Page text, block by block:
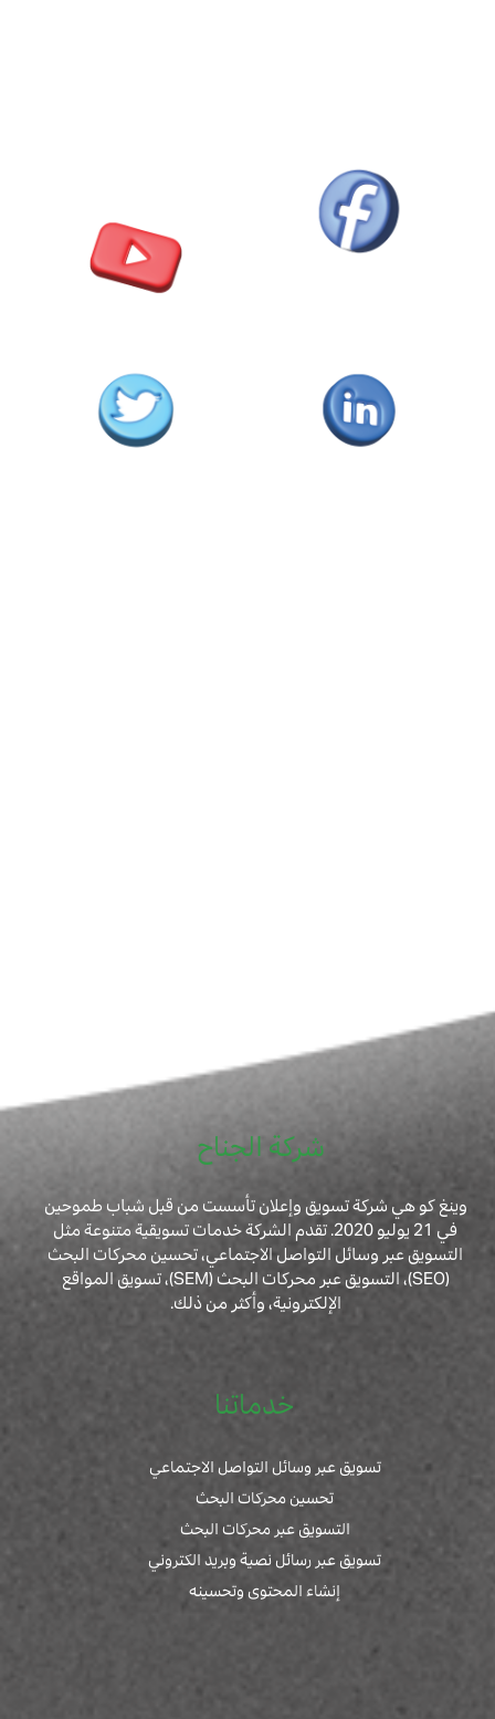
شركة الجناح
وينغ كو هي شركة تسويق وإعلان تأسست من قبل شباب طموحين
في 21 يوليو 2020. تقدم الشركة خدمات تسويقية متنوعة مثل
التسويق عبر وسائل التواصل الاجتماعي، تحسين محركات البحث
(SEO)، التسويق عبر محركات البحث (SEM)، تسويق المواقع
الإلكترونية، وأكثر من ذلك.
خدماتنا
تسويق عبر وسائل التواصل الاجتماعي
تحسين محركات البحث
التسويق عبر محركات البحث
تسويق عبر رسائل نصية وبريد الكتروني
إنشاء المحتوى وتحسينه